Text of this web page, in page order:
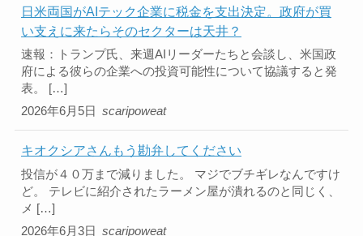
日米両国がAIテック企業に税金を支出決定。政府が買
い支えに来たらそのセクターは天井？
2026年6月5日
速報：トランプ氏、来週AIリーダーたちと会談し、米国政
府による彼らの企業への投資可能性について協議すると発
表。 […]
scaripoweat
キオクシアさんもう勘弁してください
2026年6月3日
投信が４０万まで減りました。 マジでブチギレなんですけ
ど。 テレビに紹介されたラーメン屋が潰れるのと同じく、
メ […]
scaripoweat